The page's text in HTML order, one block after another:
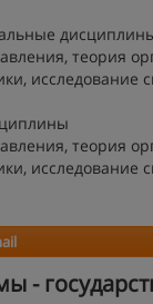
теория
теория
-